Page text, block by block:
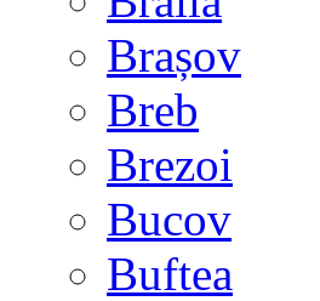
Brașov
Breb
Brezoi
Bucov
Buftea